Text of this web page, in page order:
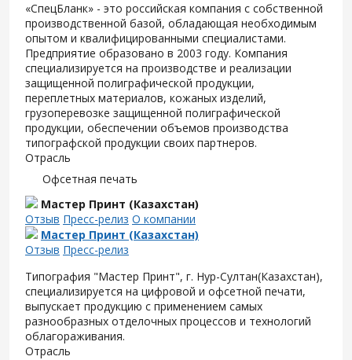
«СпецБланк» - это российская компания с собственной
производственной базой, обладающая необходимым
опытом и квалифицированными специалистами.
Предприятие образовано в 2003 году. Компания
специализируется на производстве и реализации
защищенной полиграфической продукции,
переплетных материалов, кожаных изделий,
грузоперевозке защищенной полиграфической
продукции, обеспечении объемов производства
типографской продукции своих партнеров.
Отрасль
Офсетная печать
Мастер Принт (Казахстан)
Отзыв Пресс-релиз О компании
Мастер Принт (Казахстан)
Отзыв Пресс-релиз
Типография "Мастер Принт", г. Нур-Султан(Казахстан),
специализируется на цифровой и офсетной печати,
выпускает продукцию с применением самых
разнообразных отделочных процессов и технологий
облагораживания.
Отрасль